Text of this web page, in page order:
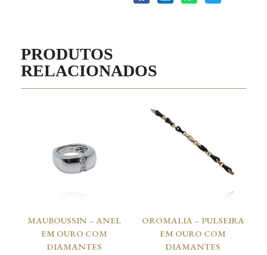
PRODUTOS
RELACIONADOS
MAUBOUSSIN – ANEL
EM OURO COM
DIAMANTES
OROMALIA – PULSEIRA
EM OURO COM
DIAMANTES